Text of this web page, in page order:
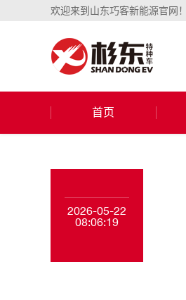
欢迎来到山东巧客新能源官网！
首页
2026-05-22
08:06:19